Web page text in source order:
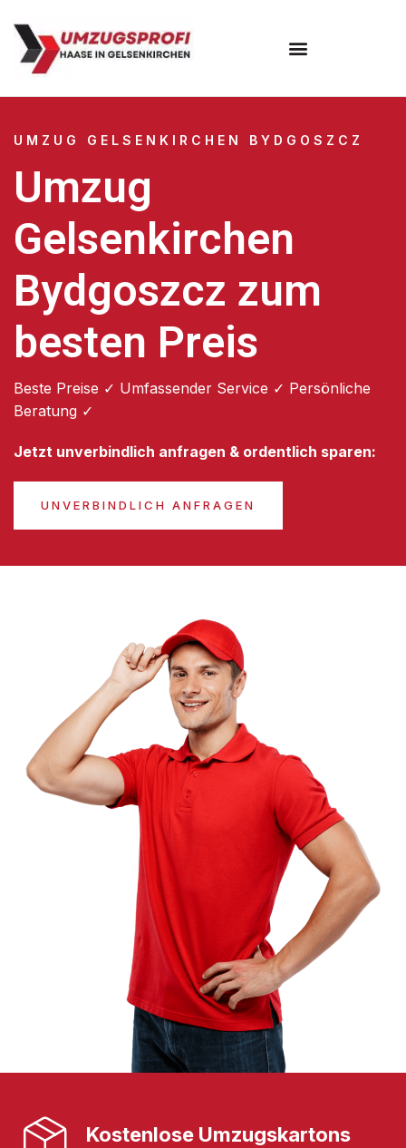
UMZUG GELSENKIRCHEN BYDGOSZCZ
Umzug
Gelsenkirchen
Bydgoszcz zum
besten Preis
Beste Preise ✓ Umfassender Service ✓ Persönliche
Beratung ✓
Jetzt unverbindlich anfragen & ordentlich sparen:
UNVERBINDLICH ANFRAGEN
Kostenlose Umzugskartons